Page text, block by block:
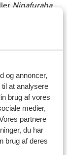
og annoncer,
at analysere
brug af vores
medier,
partnere
du har
brug af deres
Ninafuraha
som svar på
, hvis